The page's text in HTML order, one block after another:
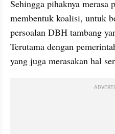
Sehingga pihaknya merasa
membentuk koalisi, untuk
persoalan DBH tambang
Terutama dengan
yang juga merasakan hal